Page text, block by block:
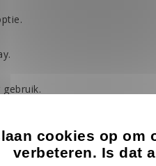
en horeca.
cookies op om
verbeteren. Is dat